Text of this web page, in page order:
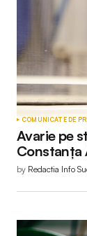
COMUNICATE DE
Avarie pe
Constanța
by Redactia Info